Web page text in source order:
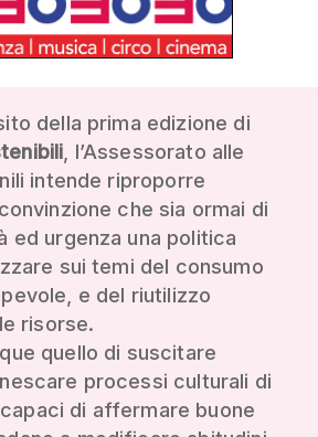
della prima edizione di
, l’Assessorato alle
intende riproporre
che sia ormai di
ed urgenza una politica
sui temi del consumo
e del riutilizzo
risorse.
quello di suscitare
processi culturali di
di affermare buone